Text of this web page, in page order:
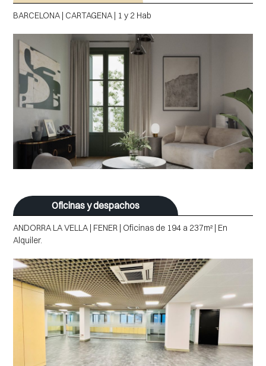
BARCELONA | CARTAGENA | 1 y 2 Hab
Oficinas y despachos
ANDORRA LA VELLA | FENER | Oficinas de 194 a 237m² | En
Alquiler.